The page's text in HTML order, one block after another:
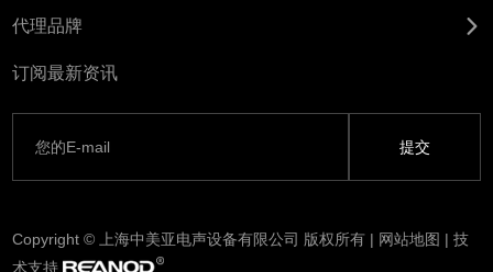
代理品牌
订阅最新资讯
Copyright © 上海中美亚电声设备有限公司 版权所有 | 网站地图 | 技
术支持